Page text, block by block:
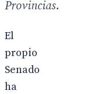
Provincias.
El
propio
Senado
ha